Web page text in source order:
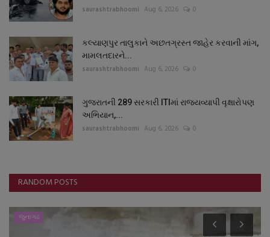
saurashtrabhoomi Aug 6, 2026 0
કલ્યાણપુર તાલુકાને અછતગ્રસ્ત જાહેર કરવાની માંગ,
મામલતદારને...
saurashtrabhoomi Aug 6, 2026 0
ગુજરાતની 289 સરકારી ITIમાં રાજ્યવ્યાપી વૃક્ષારોપણ
અભિયાન,...
saurashtrabhoomi Aug 6, 2026 0
RANDOM POSTS
જુનાગઢ